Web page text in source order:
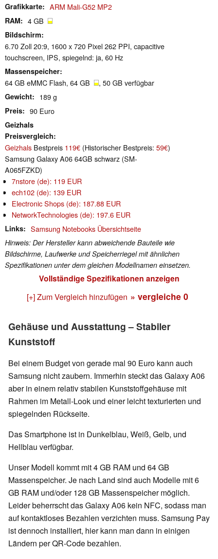
Grafikkarte ARM Mali-G52 MP2
RAM 4 GB
Bildschirm
6.70 Zoll 20:9, 1600 x 720 Pixel 262 PPI, capacitive
touchscreen, IPS, spiegelnd: ja, 60 Hz
Massenspeicher
64 GB eMMC Flash, 64 GB , 50 GB verfügbar
Gewicht 189 g
Preis 90 Euro
Geizhals
Preisvergleich
Geizhals Bestpreis 119€ (Historischer Bestpreis: 59€)
Samsung Galaxy A06 64GB schwarz (SM-
A065FZKD)
7nstore (de): 119 EUR
ech102 (de): 139 EUR
Electronic Shops (de): 187.88 EUR
NetworkTechnologies (de): 197.6 EUR
Links Samsung Notebooks Übersichtseite
Hinweis: Der Hersteller kann abweichende Bauteile wie
Bildschirme, Laufwerke und Speicherriegel mit ähnlichen
Spezifikationen unter dem gleichen Modellnamen einsetzen.
Vollständige Spezifikationen anzeigen
[+] Zum Vergleich hinzufügen » vergleiche 0
Gehäuse und Ausstattung – Stabiler
Kunststoff
Bei einem Budget von gerade mal 90 Euro kann auch
Samsung nicht zaubern. Immerhin steckt das Galaxy A06
aber in einem relativ stabilen Kunststoffgehäuse mit
Rahmen im Metall-Look und einer leicht texturierten und
spiegelnden Rückseite.
Das Smartphone ist in Dunkelblau, Weiß, Gelb, und
Hellblau verfügbar.
Unser Modell kommt mit 4 GB RAM und 64 GB
Massenspeicher. Je nach Land sind auch Modelle mit 6
GB RAM und/oder 128 GB Massenspeicher möglich.
Leider beherrscht das Galaxy A06 kein NFC, sodass man
auf kontaktloses Bezahlen verzichten muss. Samsung Pay
ist dennoch installiert, hier kann man dann in einigen
Ländern per QR-Code bezahlen.